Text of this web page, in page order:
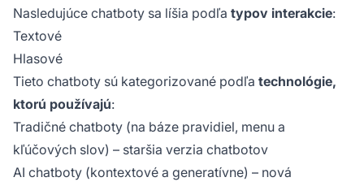
Nasledujúce chatboty sa líšia podľa typov interakcie:
Textové
Hlasové
Tieto chatboty sú kategorizované podľa technológie,
ktorú používajú:
Tradičné chatboty (na báze pravidiel, menu a
kľúčových slov) – staršia verzia chatbotov
AI chatboty (kontextové a generatívne) – nová